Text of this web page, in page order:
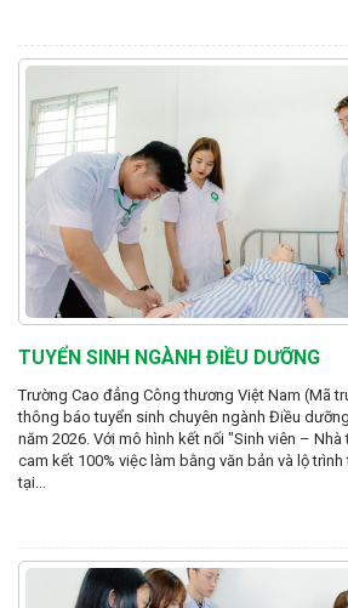
TUYỂN SINH NGÀNH ĐIỀU DƯỠNG
Trường Cao đẳng Công thương Việt Nam (Mã
thông báo tuyển sinh chuyên ngành Điều
năm 2026. Với mô hình kết nối "Sinh viên – Nhà
cam kết 100% việc làm bằng văn bản và lộ
tại...